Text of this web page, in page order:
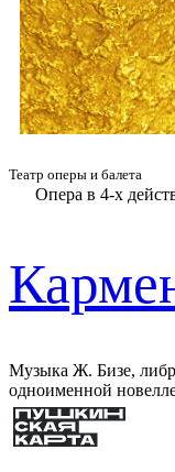
Опера в 4-х
Театр оперы и балета
Музыка Ж. Бизе,
одноименной